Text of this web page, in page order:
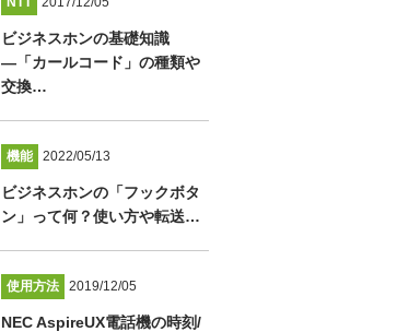
ビジネスホンの基礎知識
―「カールコード」の種類や
交換…
機能 2022/05/13
ビジネスホンの「フックボタ
ン」って何？使い方や転送…
使用方法 2019/12/05
NEC AspireUX電話機の時刻/